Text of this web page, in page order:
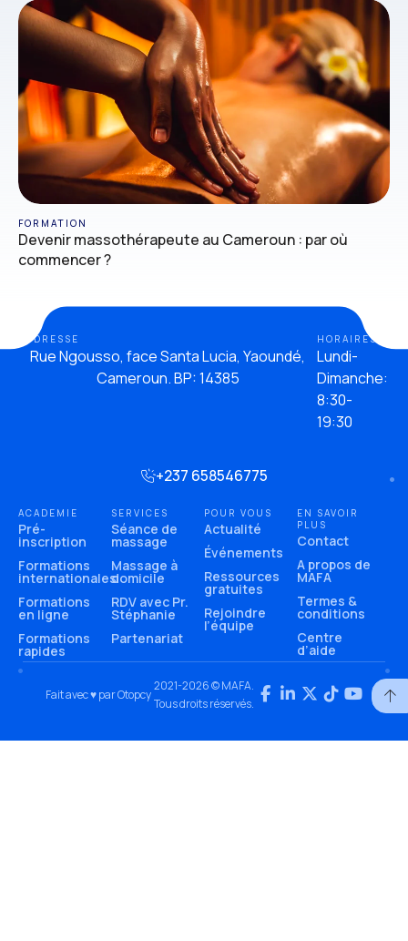
FORMATION
Devenir massothérapeute au Cameroun : par où
commencer ?
ADDRESSE
Rue Ngousso, face Santa Lucia, Yaoundé,
Cameroun. BP: 14385
HORAIRES
Lundi-
Dimanche:
8:30-
19:30
+237 658546775
ACADEMIE
Pré-
inscription
Formations
internationales
Formations
en ligne
Formations
rapides
SERVICES
Séance de
massage
Massage à
domicile
RDV avec Pr.
Stéphanie
Partenariat
POUR VOUS
Actualité
Événements
Ressources
gratuites
Rejoindre
l’équipe
EN SAVOIR
PLUS
Contact
A propos de
MAFA
Termes &
conditions
Centre
d’aide
2021-2026 © MAFA.
Tous droits réservés.
Fait avec ♥ par Otopcy